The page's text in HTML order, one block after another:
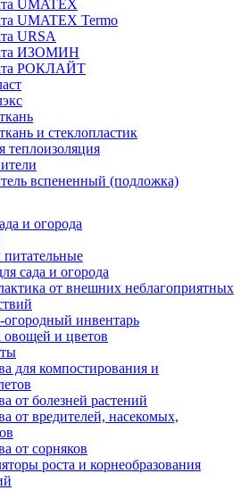
UMATEX
UMATEX Termo
URSA
ИЗОМИН
РОКЛАЙТ
и стеклопластик
теплоизоляция
вспененный (подложка)
и огорода
сада и огорода
от внешних неблагоприятных
огородный инвентарь
овощей и цветов
для компостирования и
от болезней растений
от вредителей, насекомых,
от сорняков
роста и корнеобразования